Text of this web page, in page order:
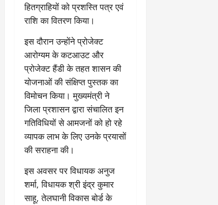
हितग्राहियों को प्रशस्ति पत्र एवं
राशि का वितरण किया।
इस दौरान उन्होंने प्रोजेक्ट
आरोग्यम के कटआउट और
प्रोजेक्ट हैंडी के तहत शासन की
योजनाओं की संक्षिप्त पुस्तक का
विमोचन किया। मुख्यमंत्री ने
जिला प्रशासन द्वारा संचालित इन
गतिविधियों से आमजनों को हो रहे
व्यापक लाभ के लिए उनके प्रयासों
की सराहना की।
इस अवसर पर विधायक अनुज
शर्मा, विधायक श्री इंद्र कुमार
साहू, तेलघानी विकास बोर्ड के